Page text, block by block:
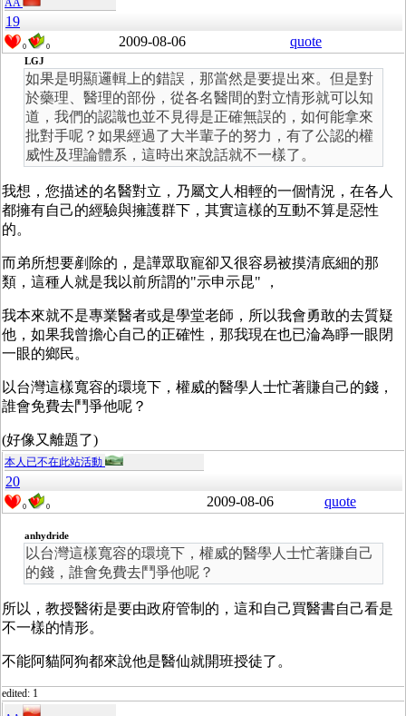
AA
19
0 0 2009-08-06 quote
LGJ
如果是明顯邏輯上的錯誤，那當然是要提出來。但是對
於藥理、醫理的部份，從各名醫間的對立情形就可以知
道，我們的認識也並不見得是正確無誤的，如何能拿來
批對手呢？如果經過了大半輩子的努力，有了公認的權
威性及理論體系，這時出來說話就不一樣了。
我想，您描述的名醫對立，乃屬文人相輕的一個情況，在各人
都擁有自己的經驗與擁護群下，其實這樣的互動不算是惡性
的。
而弟所想要剷除的，是譁眾取寵卻又很容易被摸清底細的那
類，這種人就是我以前所謂的"示申示昆" ，
我本來就不是專業醫者或是學堂老師，所以我會勇敢的去質疑
他，如果我曾擔心自己的正確性，那我現在也已淪為睜一眼閉
一眼的鄉民。
以台灣這樣寬容的環境下，權威的醫學人士忙著賺自己的錢，
誰會免費去鬥爭他呢？
(好像又離題了)
本人已不在此站活動
20
0 0 2009-08-06 quote
anhydride
以台灣這樣寬容的環境下，權威的醫學人士忙著賺自己
的錢，誰會免費去鬥爭他呢？
所以，教授醫術是要由政府管制的，這和自己買醫書自己看是
不一樣的情形。
不能阿貓阿狗都來說他是醫仙就開班授徒了。
edited: 1